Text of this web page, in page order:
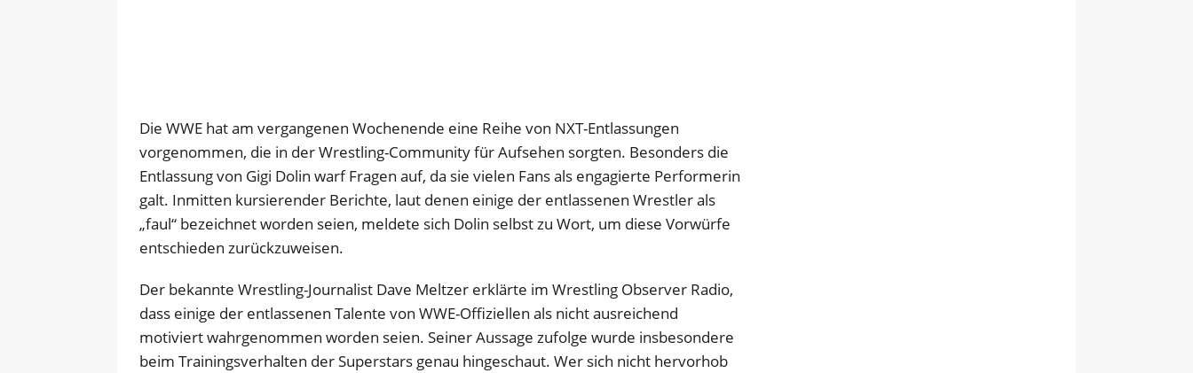
Die WWE hat am vergangenen Wochenende eine Reihe von NXT-Entlassungen
vorgenommen, die in der Wrestling-Community für Aufsehen sorgten. Besonders die
Entlassung von Gigi Dolin warf Fragen auf, da sie vielen Fans als engagierte Performerin
galt. Inmitten kursierender Berichte, laut denen einige der entlassenen Wrestler als
„faul“ bezeichnet worden seien, meldete sich Dolin selbst zu Wort, um diese Vorwürfe
entschieden zurückzuweisen.
Der bekannte Wrestling-Journalist Dave Meltzer erklärte im Wrestling Observer Radio,
dass einige der entlassenen Talente von WWE-Offiziellen als nicht ausreichend
motiviert wahrgenommen worden seien. Seiner Aussage zufolge wurde insbesondere
beim Trainingsverhalten der Superstars genau hingeschaut. Wer sich nicht hervorhob